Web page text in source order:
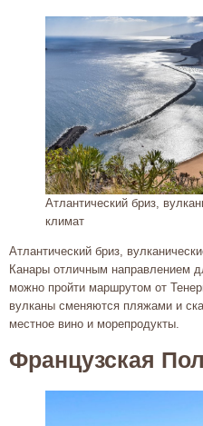
Атлантический бриз,
климат
Атлантический бриз,
Канары отличным направлением
можно пройти маршрутом от
вулканы сменяются пляжами и
местное вино и морепродукты.
Французская